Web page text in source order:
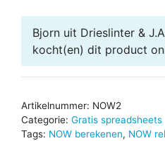
aantal
Bjorn uit Drieslinter &
kocht(en) dit product
Artikelnummer: NOW2
Categorie: Gratis spreadsheets
Tags: NOW berekenen, NOW